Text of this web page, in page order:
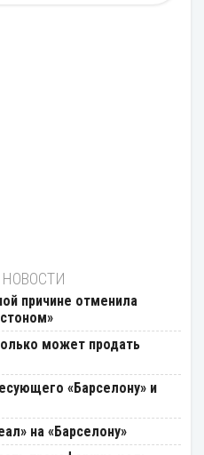
причине отменила
может продать
«Барселону» и
на «Барселону»